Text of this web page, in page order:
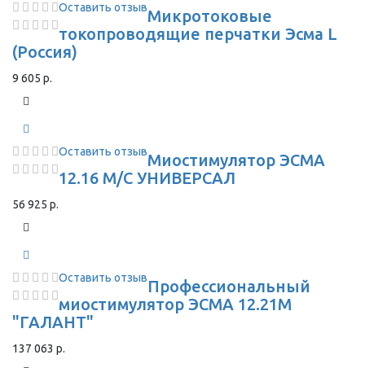
Оставить отзывМикротоковые
токопроводящие перчатки Эсма L
(Россия)
9 605 р.
Оставить отзывМиостимулятор ЭСМА
12.16 М/С УНИВЕРСАЛ
56 925 р.
Оставить отзывПрофессиональный
миостимулятор ЭСМА 12.21М
"ГАЛАНТ"
137 063 р.